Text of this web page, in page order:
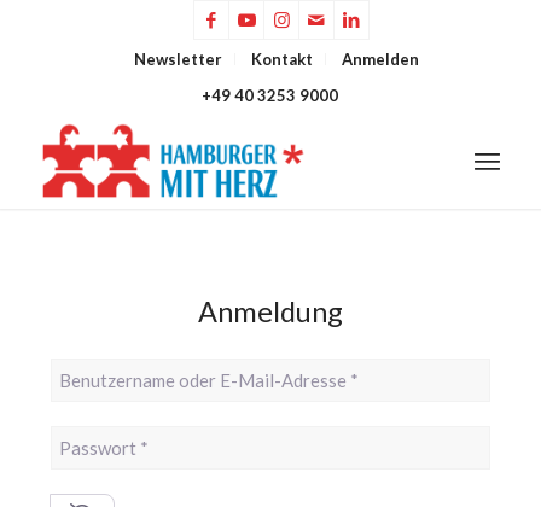
Newsletter Kontakt
Anmelden
+49 40 3253 9000
Anmeldung
Benutzername oder E-Mail-Adresse
Passwort *